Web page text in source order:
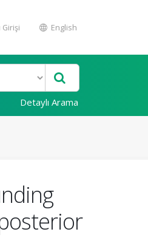
Girişi English
Detaylı Arama